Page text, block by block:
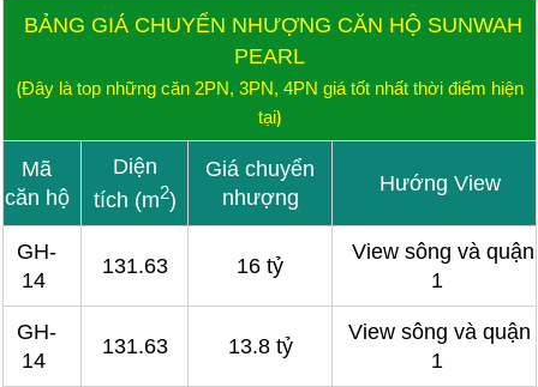
BẢNG GIÁ CHUYỂN NHƯỢNG CĂN HỘ SUNWAH
PEARL
(Đây là top những căn 2PN, 3PN, 4PN giá tốt nhất thời điểm hiện
tại)
Mã
căn hộ
Diện
tích (m2)
Giá chuyển
nhượng
Hướng View
GH-
14
131.63 16 tỷ
View sông và quận
1
GH-
14
131.63 13.8 tỷ
View sông và quận
1